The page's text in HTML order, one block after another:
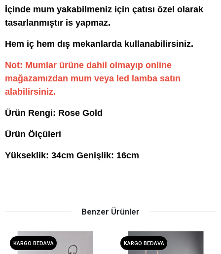
İçinde mum yakabilmeniz için çatısı özel olarak
tasarlanmıştır is yapmaz.
Hem iç hem dış mekanlarda kullanabilirsiniz.
Not: Mumlar ürüne dahil olmayıp online
mağazamızdan mum veya led lamba satın
alabilirsiniz.
Ürün Rengi: Rose Gold
Ürün Ölçüleri
Yükseklik: 34cm Genişlik: 16cm
Benzer Ürünler
KARGO BEDAVA KARGO BEDAVA